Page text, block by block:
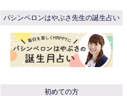
パシンペロンはやぶさ先生の誕生占い
初めての方